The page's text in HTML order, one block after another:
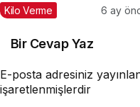
Kilo Verme 6 ay
Bir Cevap Yaz
E-posta adresiniz
işaretlenmişlerdir